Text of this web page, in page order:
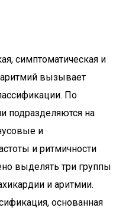
симптоматическая и
аритмий вызывает
По
подразделяются на
и
и ритмичности
выделять три группы
и аритмии.
основанная